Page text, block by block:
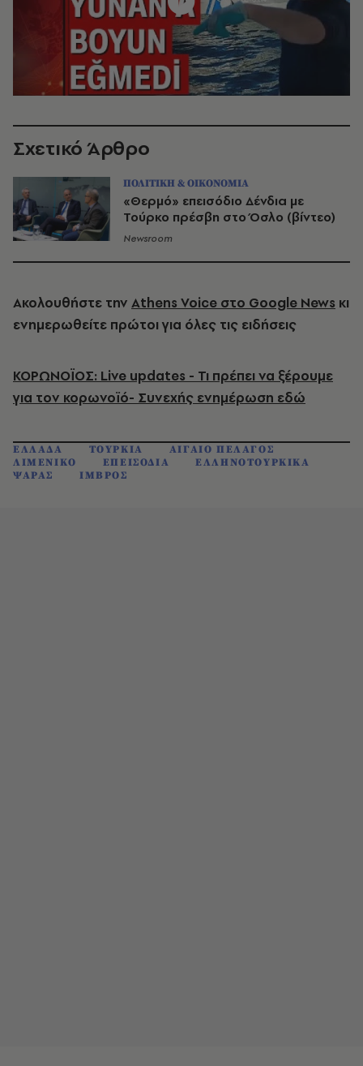
Σχετικό Άρθρο
ΠΟΛΙΤΙΚΗ & ΟΙΚΟΝΟΜΙΑ
«Θερμό» επεισόδιο Δένδια με
Τούρκο πρέσβη στο Όσλο (βίντεο)
Newsroom
Ακολουθήστε την Athens Voice στο Google News κι
ενημερωθείτε πρώτοι για όλες τις ειδήσεις
ΚΟΡΩΝΟΪΟΣ: Live updates - Τι πρέπει να ξέρουμε
για τον κορωνοϊό- Συνεχής ενημέρωση εδώ
ΕΛΛΑΔΑ ΤΟΥΡΚΙΑ
ΑΙΓΑΙΟ ΠΕΛΑΓΟΣ
ΛΙΜΕΝΙΚΟ
ΕΠΕΙΣΟΔΙΑ
ΕΛΛΗΝΟΤΟΥΡΚΙΚΑ
ΨΑΡΑΣ
ΙΜΒΡΟΣ